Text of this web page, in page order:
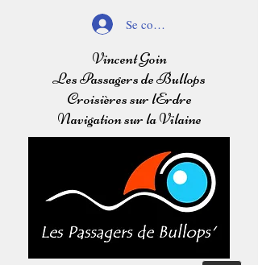
Se connecter
Vincent Goin
Les Passagers de Bullops
Croisières sur lErdre
Navigation sur la Vilaine